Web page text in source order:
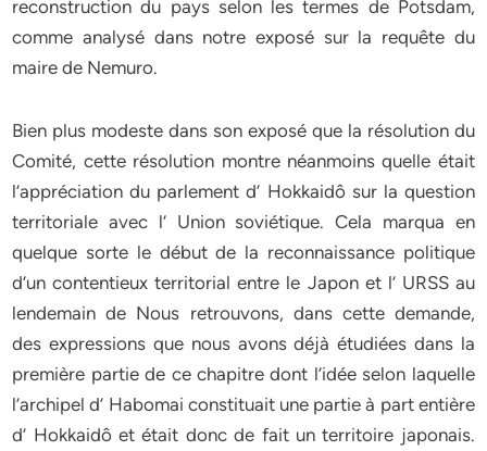
reconstruction du pays selon les termes de Potsdam,
comme analysé dans notre exposé sur la requête du
maire de Nemuro.
Bien plus modeste dans son exposé que la résolution du
Comité, cette résolution montre néanmoins quelle était
l’appréciation du parlement d’ Hokkaidô sur la question
territoriale avec l’ Union soviétique. Cela marqua en
quelque sorte le début de la reconnaissance politique
d’un contentieux territorial entre le Japon et l’ URSS au
lendemain de Nous retrouvons, dans cette demande,
des expressions que nous avons déjà étudiées dans la
première partie de ce chapitre dont l’idée selon laquelle
l’archipel d’ Habomai constituait une partie à part entière
d’ Hokkaidô et était donc de fait un territoire japonais.